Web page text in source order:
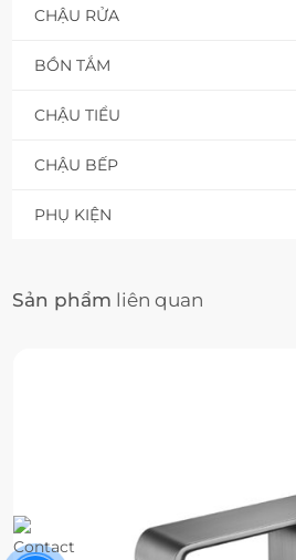
CHẬU RỬA
BỒN TẮM
CHẬU TIỂU
CHẬU BẾP
PHỤ KIỆN
Sản phẩm liên quan